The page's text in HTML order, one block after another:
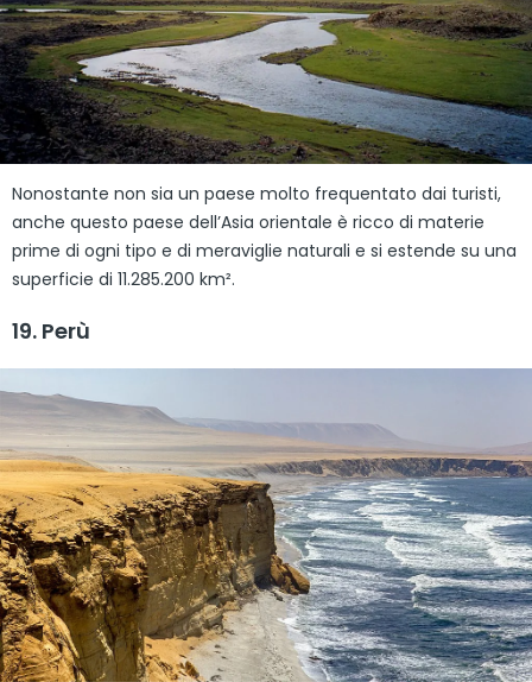
Nonostante non sia un paese molto frequentato dai turisti,
anche questo paese dell’Asia orientale è ricco di materie
prime di ogni tipo e di meraviglie naturali e si estende su una
superficie di 11.285.200 km².
19. Perù